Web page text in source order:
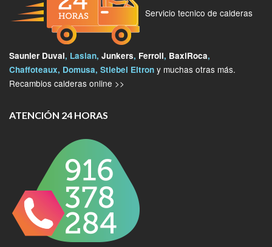
Servicio tecnico de calderas
Saunier Duval, Lasian, Junkers, Ferroli, BaxiRoca,
Chaffoteaux, Domusa, Stiebel Eltron y muchas otras más.
Recambios calderas online >>
ATENCIÓN 24 HORAS